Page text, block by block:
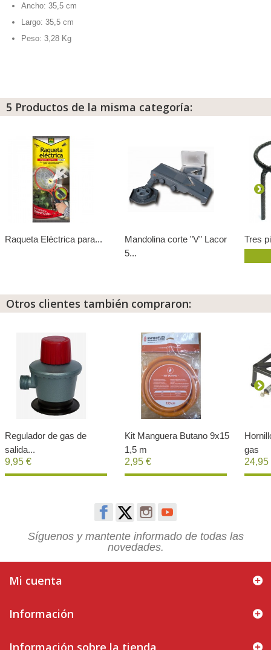
Ancho: 35,5 cm
Largo: 35,5 cm
Peso: 3,28 Kg
5 Productos de la misma categoría:
Raqueta Eléctrica para...
Mandolina corte "V" Lacor
5...
Tres
Otros clientes también compraron:
Regulador de gas de
salida...
9,95 €
Kit Manguera Butano 9x15
1,5 m
2,95 €
gas
24,95
Síguenos y mantente informado de todas las
novedades.
Mi cuenta
Información
Información sobre la tienda